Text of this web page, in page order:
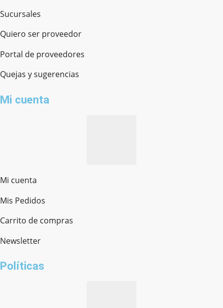
Sucursales
Quiero ser proveedor
Portal de proveedores
Quejas y sugerencias
Mi cuenta
Mi cuenta
Mis Pedidos
Carrito de compras
Newsletter
Políticas